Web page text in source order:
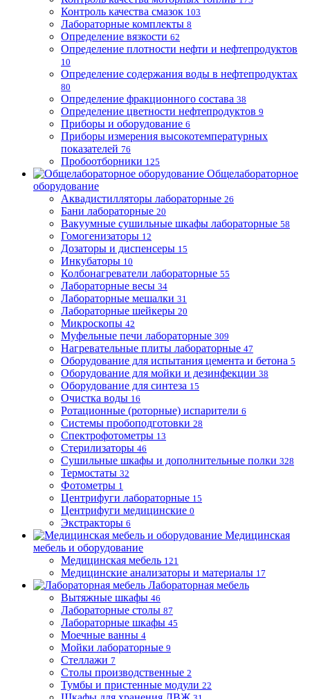
Контроль качества смазок 103
Лабораторные комплекты 8
Определение вязкости 62
Определение плотности нефти и нефтепродуктов
10
Определение содержания воды в нефтепродуктах
80
Определение фракционного состава 38
Определение цветности нефтепродуктов 9
Приборы и оборудование 6
Приборы измерения высокотемпературных
показателей 76
Пробоотборники 125
Общелабораторное
оборудование
Аквадистилляторы лабораторные 26
Бани лабораторные 20
Вакуумные сушильные шкафы лабораторные 58
Гомогенизаторы 12
Дозаторы и диспенсеры 15
Инкубаторы 10
Колбонагреватели лабораторные 55
Лабораторные весы 34
Лабораторные мешалки 31
Лабораторные шейкеры 20
Микроскопы 42
Муфельные печи лабораторные 309
Нагревательные плиты лабораторные 47
Оборудование для испытания цемента и бетона 5
Оборудование для мойки и дезинфекции 38
Оборудование для синтеза 15
Очистка воды 16
Ротационные (роторные) испарители 6
Системы пробоподготовки 28
Спектрофотометры 13
Стерилизаторы 46
Сушильные шкафы и дополнительные полки 328
Термостаты 32
Фотометры 1
Центрифуги лабораторные 15
Центрифуги медицинские 0
Экстракторы 6
Медицинская
мебель и оборудование
Медицинская мебель 121
Медицинские анализаторы и материалы 17
Лабораторная мебель
Вытяжные шкафы 46
Лабораторные столы 87
Лабораторные шкафы 45
Моечные ванны 4
Мойки лабораторные 9
Стеллажи 7
Столы производственные 2
Тумбы и пристенные модули 22